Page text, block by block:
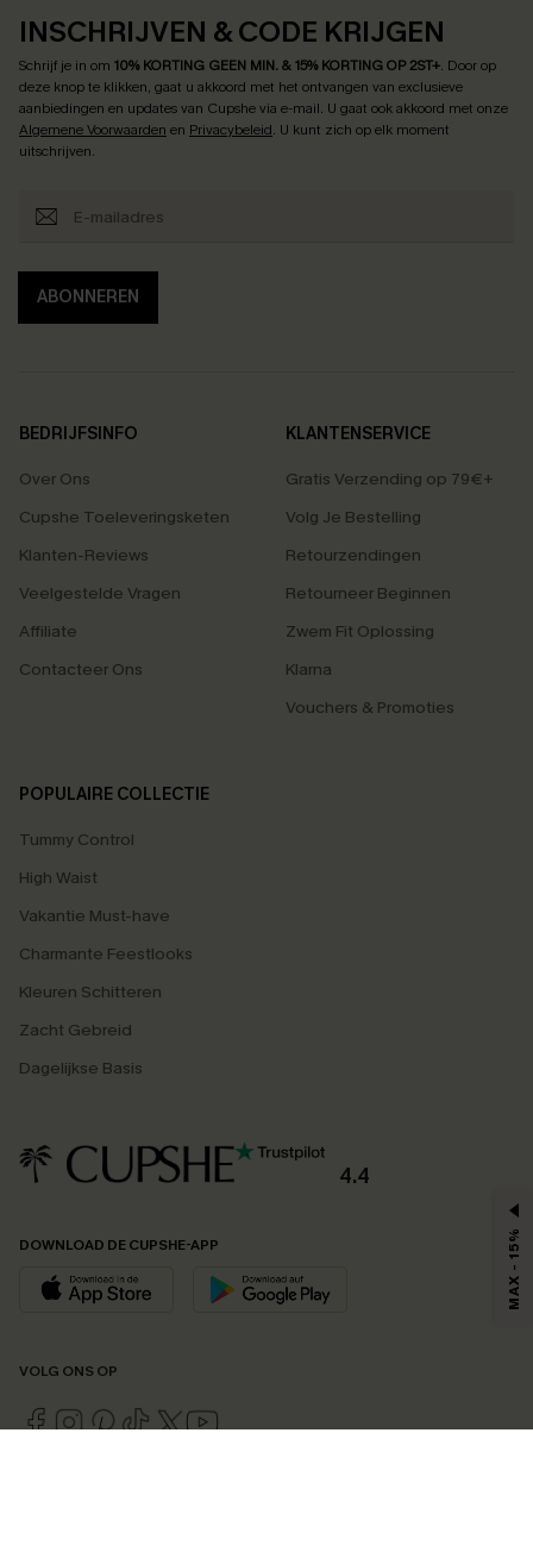
INSCHRIJVEN & CODE KRIJGEN
Schrijf je in om 10% KORTING GEEN MIN. & 15% KORTING OP 2ST+. Door op
deze knop te klikken, gaat u akkoord met het ontvangen van exclusieve
aanbiedingen en updates van Cupshe via e-mail. U gaat ook akkoord met onze
Algemene Voorwaarden en Privacybeleid. U kunt zich op elk moment
uitschrijven.
ABONNEREN
BEDRIJFSINFO
Over Ons
Cupshe Toeleveringsketen
Klanten-Reviews
Veelgestelde Vragen
Affiliate
Contacteer Ons
KLANTENSERVICE
Gratis Verzending op 79€+
Volg Je Bestelling
Retourzendingen
Retourneer Beginnen
Zwem Fit Oplossing
Klarna
Vouchers & Promoties
POPULAIRE COLLECTIE
Tummy Control
High Waist
Vakantie Must-have
Charmante Feestlooks
Kleuren Schitteren
Zacht Gebreid
Dagelijkse Basis
4.4
DOWNLOAD DE CUPSHE-APP
VOLG ONS OP
MAX - 15%